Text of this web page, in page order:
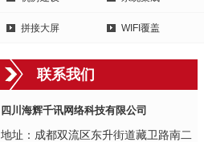
拼接大屏 WIFI覆盖
联系我们
四川海辉千讯网络科技有限公司
地址：成都双流区东升街道藏卫路南二